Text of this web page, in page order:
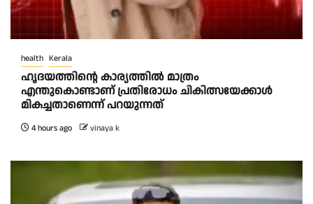
health Kerala
ഹൃദയത്തിന്റെ കാര്യത്തിൽ മാത്രം
എന്തുകൊണ്ടാണ് പ്രതിരോധം ചികിത്സയേക്കാൾ
മികച്ചതാണെന്ന് പറയുന്നത്
4 hours ago vinaya k